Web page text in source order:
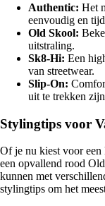
Authentic: Het
eenvoudig en
Old Skool:
uitstraling.
Sk8-Hi: Een
van streetwear.
Slip-On:
uit te trekken
Stylingtips voor
Of je nu kiest voor
een opvallend rood
kunnen met
stylingtips om het